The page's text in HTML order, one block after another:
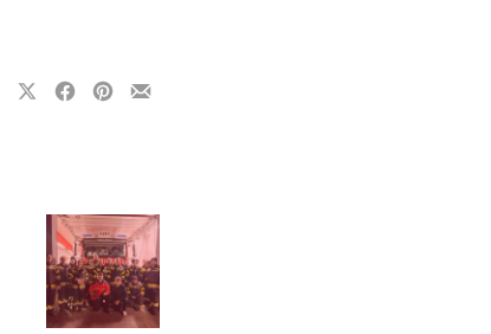
Auf
Auf
Auf
Teilen